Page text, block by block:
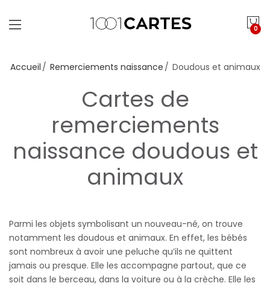
0
Accueil Remerciements naissance Doudous et animaux
Cartes de
remerciements
naissance doudous et
animaux
Parmi les objets symbolisant un nouveau-né, on trouve
notamment les doudous et animaux. En effet, les bébés
sont nombreux à avoir une peluche qu’ils ne quittent
jamais ou presque. Elle les accompagne partout, que ce
soit dans le berceau, dans la voiture ou à la crèche. Elle les